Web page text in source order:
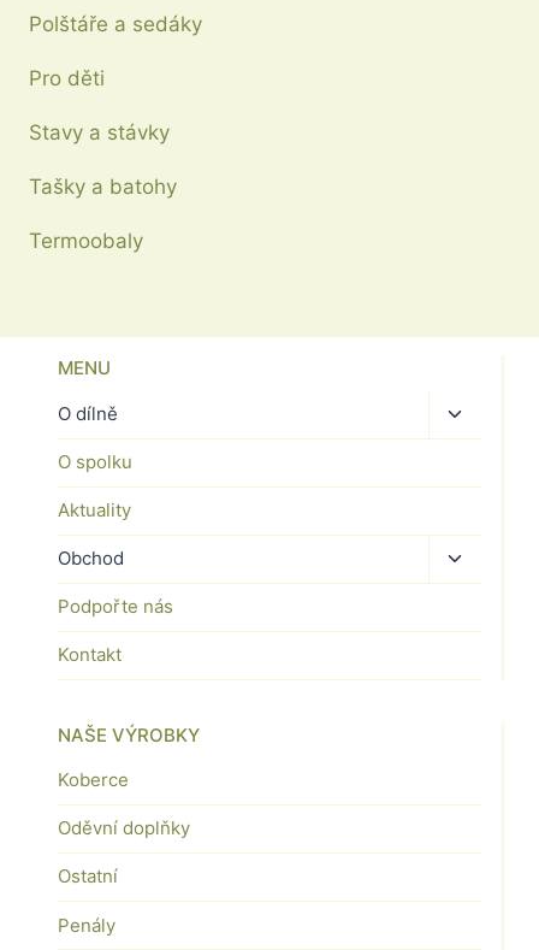
Polštáře a sedáky
Pro děti
Stavy a stávky
Tašky a batohy
Termoobaly
MENU
O dílně
Toggle
child
O spolku
Aktuality
Obchod
Toggle
child
Podpořte nás
Kontakt
NAŠE VÝROBKY
Koberce
Oděvní doplňky
Ostatní
Penály